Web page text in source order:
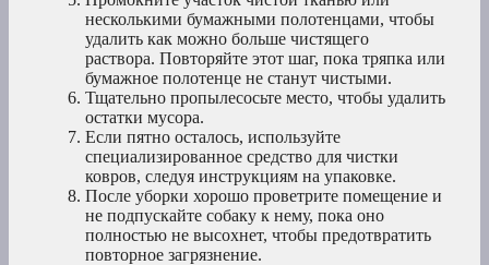
несколькими бумажными полотенцами, чтобы
удалить как можно больше чистящего
раствора. Повторяйте этот шаг, пока тряпка или
бумажное полотенце не станут чистыми.
Тщательно пропылесосьте место, чтобы удалить
остатки мусора.
Если пятно осталось, используйте
специализированное средство для чистки
ковров, следуя инструкциям на упаковке.
После уборки хорошо проветрите помещение и
не подпускайте собаку к нему, пока оно
полностью не высохнет, чтобы предотвратить
повторное загрязнение.